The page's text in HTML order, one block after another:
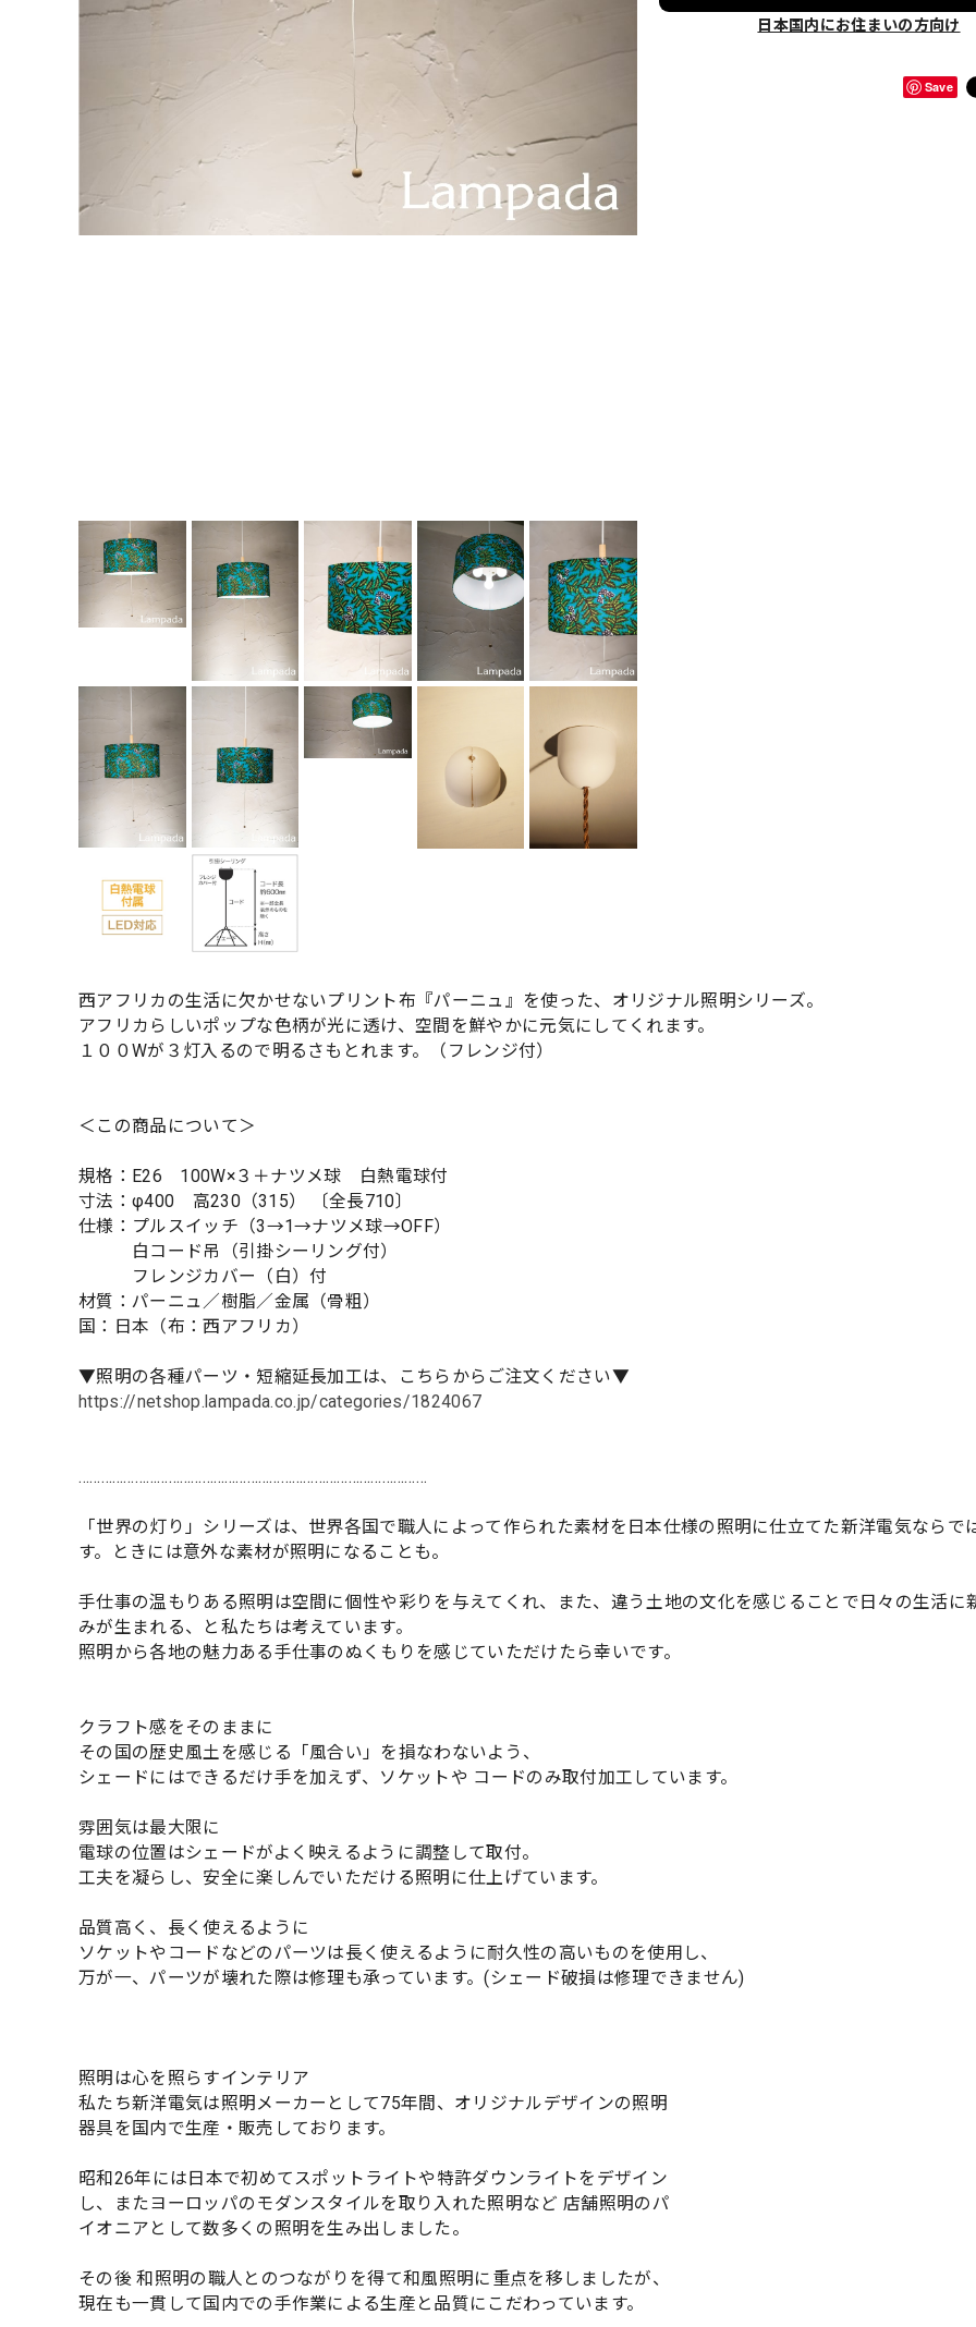
日本国内にお住まいの方向け
Save
西アフリカの生活に欠かせないプリント布『パーニュ』を使った、オリジナル照明シリーズ。
アフリカらしいポップな色柄が光に透け、空間を鮮やかに元気にしてくれます。
１００Wが３灯入るので明るさもとれます。（フレンジ付）
＜この商品について＞
規格：E26 100W×３＋ナツメ球 白熱電球付
寸法：φ400 高230（315） 〔全長710〕
仕様：プルスイッチ（3→1→ナツメ球→OFF）
白コード吊（引掛シーリング付）
フレンジカバー（白）付
材質：パーニュ／樹脂／金属（骨粗）
国：日本（布：西アフリカ）
▼照明の各種パーツ・短縮延長加工は、こちらからご注文ください▼
https://netshop.lampada.co.jp/categories/1824067
…………………………………………………………………………………
「世界の灯り」シリーズは、世界各国で職人によって作られた素材を日本仕様の照明に仕立てた新洋電気ならで
す。ときには意外な素材が照明になることも。
手仕事の温もりある照明は空間に個性や彩りを与えてくれ、また、違う土地の文化を感じることで日々の生活に
みが生まれる、と私たちは考えています。
照明から各地の魅力ある手仕事のぬくもりを感じていただけたら幸いです。
クラフト感をそのままに
その国の歴史風土を感じる「風合い」を損なわないよう、
シェードにはできるだけ手を加えず、ソケットや コードのみ取付加工しています。
雰囲気は最大限に
電球の位置はシェードがよく映えるように調整して取付。
工夫を凝らし、安全に楽しんでいただける照明に仕上げています。
品質高く、長く使えるように
ソケットやコードなどのパーツは長く使えるように耐久性の高いものを使用し、
万が一、パーツが壊れた際は修理も承っています。(シェード破損は修理できません)
照明は心を照らすインテリア
私たち新洋電気は照明メーカーとして75年間、オリジナルデザインの照明
器具を国内で生産・販売しております。
昭和26年には日本で初めてスポットライトや特許ダウンライトをデザイン
し、またヨーロッパのモダンスタイルを取り入れた照明など 店舗照明のパ
イオニアとして数多くの照明を生み出しました。
その後 和照明の職人とのつながりを得て和風照明に重点を移しましたが、
現在も一貫して国内での手作業による生産と品質にこだわっています。